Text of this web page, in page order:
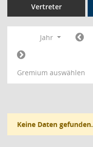
Vertreter
Jahr
Gremium auswählen
Keine Daten gefunden.